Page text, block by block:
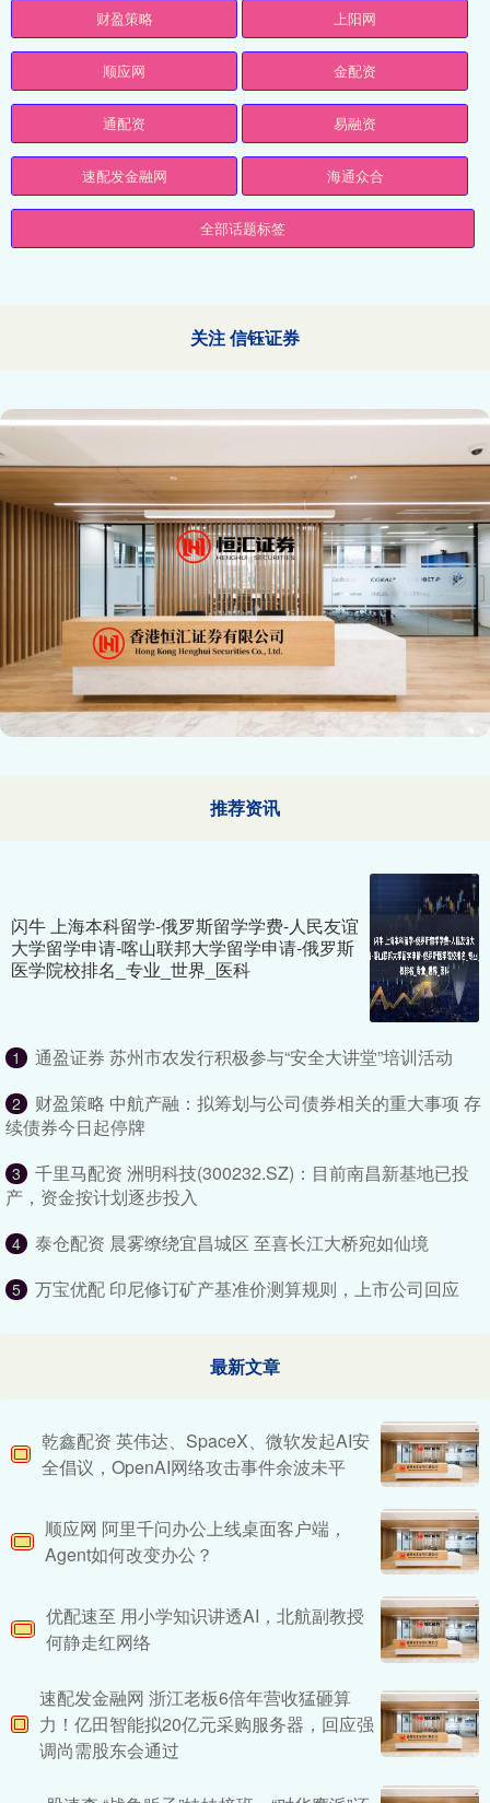
财盈策略 上阳网
顺应网 金配资
通配资 易融资
速配发金融网 海通众合
全部话题标签
关注 信钰证券
推荐资讯
闪牛 上海本科留学-俄罗斯留学学费-人民友谊
大学留学申请-喀山联邦大学留学申请-俄罗斯
医学院校排名_专业_世界_医科
1 通盈证券 苏州市农发行积极参与“安全大讲堂”培训活动
2
财盈策略 中航产融：拟筹划与公司债券相关的重大事项 存
续债券今日起停牌
3
千里马配资 洲明科技(300232.SZ)：目前南昌新基地已投
产，资金按计划逐步投入
4 泰仓配资 晨雾缭绕宜昌城区 至喜长江大桥宛如仙境
5 万宝优配 印尼修订矿产基准价测算规则，上市公司回应
最新文章
乾鑫配资 英伟达、SpaceX、微软发起AI安
全倡议，OpenAI网络攻击事件余波未平
顺应网 阿里千问办公上线桌面客户端，
Agent如何改变办公？
优配速至 用小学知识讲透AI，北航副教授
何静走红网络
速配发金融网 浙江老板6倍年营收猛砸算
力！亿田智能拟20亿元采购服务器，回应强
调尚需股东会通过